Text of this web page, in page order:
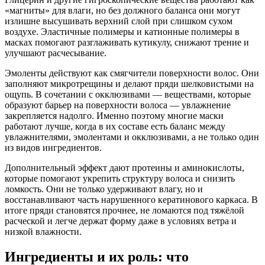
«магниты» для влаги, но без должного баланса они могут
излишне высушивать верхний слой при слишком сухом
воздухе. Эластичные полимеры и катионные полимеры в
масках помогают разглаживать кутикулу, снижают трение и
улучшают расчесывание.
Эмоленты действуют как смягчители поверхности волос. Они
заполняют микротрещины и делают пряди шелковистыми на
ощупь. В сочетании с окклюзивами — веществами, которые
образуют барьер на поверхности волоса — увлажнение
закрепляется надолго. Именно поэтому многие маски
работают лучше, когда в их составе есть баланс между
увлажнителями, эмолентами и окклюзивами, а не только один
из видов ингредиентов.
Дополнительный эффект дают протеины и аминокислоты,
которые помогают укрепить структуру волоса и снизить
ломкость. Они не только удерживают влагу, но и
восстанавливают часть нарушенного кератинового каркаса. В
итоге пряди становятся прочнее, не ломаются под тяжёлой
расческой и легче держат форму даже в условиях ветра и
низкой влажности.
Ингредиенты и их роль: что